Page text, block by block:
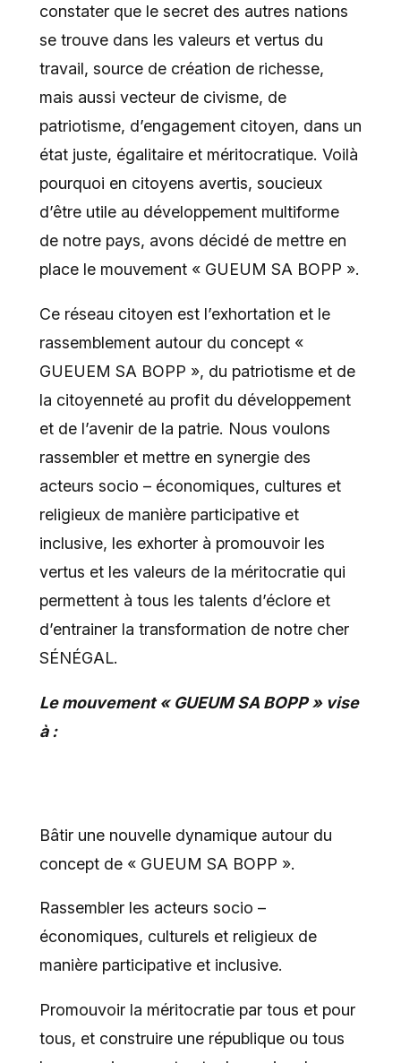
constater que le secret des autres nations
se trouve dans les valeurs et vertus du
travail, source de création de richesse,
mais aussi vecteur de civisme, de
patriotisme, d’engagement citoyen, dans un
état juste, égalitaire et méritocratique. Voilà
pourquoi en citoyens avertis, soucieux
d’être utile au développement multiforme
de notre pays, avons décidé de mettre en
place le mouvement « GUEUM SA BOPP ».
Ce réseau citoyen est l’exhortation et le
rassemblement autour du concept «
GUEUEM SA BOPP », du patriotisme et de
la citoyenneté au profit du développement
et de l’avenir de la patrie. Nous voulons
rassembler et mettre en synergie des
acteurs socio – économiques, cultures et
religieux de manière participative et
inclusive, les exhorter à promouvoir les
vertus et les valeurs de la méritocratie qui
permettent à tous les talents d’éclore et
d’entrainer la transformation de notre cher
SÉNÉGAL.
Le mouvement « GUEUM SA BOPP » vise
à :
Bâtir une nouvelle dynamique autour du
concept de « GUEUM SA BOPP ».
Rassembler les acteurs socio –
économiques, culturels et religieux de
manière participative et inclusive.
Promouvoir la méritocratie par tous et pour
tous, et construire une république ou tous